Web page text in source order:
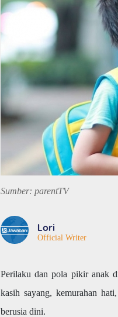
Sumber: parentTV
Lori
Official Writer
Perilaku dan pola pikir anak
kasih sayang, kemurahan
berusia dini.